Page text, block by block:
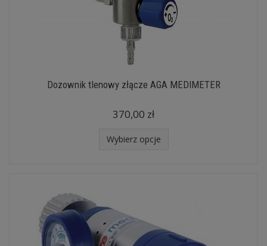
Dozownik tlenowy złącze AGA MEDIMETER
370,00 zł
Wybierz opcje